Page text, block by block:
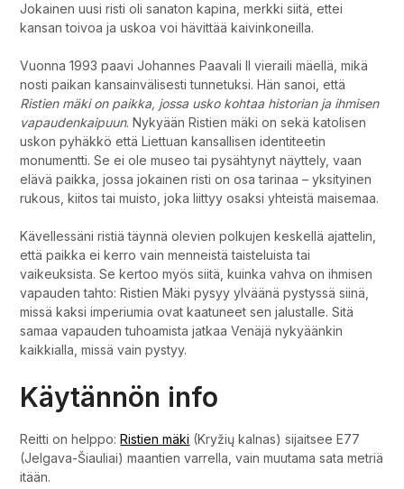
Jokainen uusi risti oli sanaton kapina, merkki siitä, ettei
kansan toivoa ja uskoa voi hävittää kaivinkoneilla.
Vuonna 1993 paavi Johannes Paavali II vieraili mäellä, mikä
nosti paikan kansainvälisesti tunnetuksi. Hän sanoi, että
Ristien mäki on paikka, jossa usko kohtaa historian ja ihmisen
vapaudenkaipuun. Nykyään Ristien mäki on sekä katolisen
uskon pyhäkkö että Liettuan kansallisen identiteetin
monumentti. Se ei ole museo tai pysähtynyt näyttely, vaan
elävä paikka, jossa jokainen risti on osa tarinaa – yksityinen
rukous, kiitos tai muisto, joka liittyy osaksi yhteistä maisemaa.
Kävellessäni ristiä täynnä olevien polkujen keskellä ajattelin,
että paikka ei kerro vain menneistä taisteluista tai
vaikeuksista. Se kertoo myös siitä, kuinka vahva on ihmisen
vapauden tahto: Ristien Mäki pysyy ylväänä pystyssä siinä,
missä kaksi imperiumia ovat kaatuneet sen jalustalle. Sitä
samaa vapauden tuhoamista jatkaa Venäjä nykyäänkin
kaikkialla, missä vain pystyy.
Käytännön info
Reitti on helppo:Ristien mäki (Kryžių kalnas) sijaitsee E77
(Jelgava-Šiauliai) maantien varrella, vain muutama sata metriä
itään.